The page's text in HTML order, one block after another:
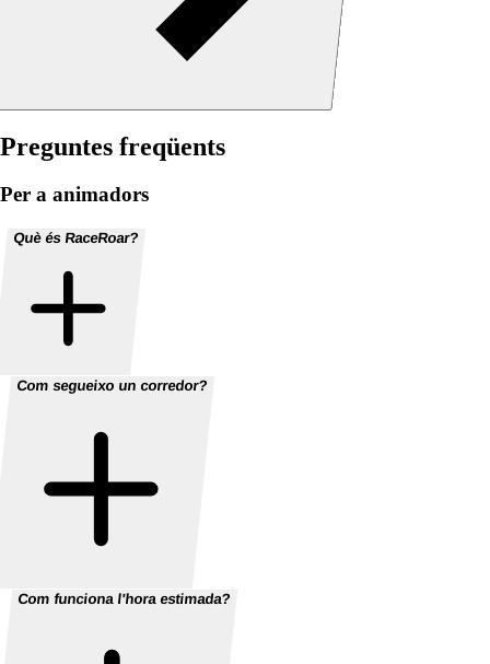
Preguntes freqüents
Per a animadors
Què és RaceRoar?
Com segueixo un corredor?
Com funciona l'hora estimada?